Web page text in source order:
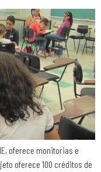
oferece monitorias e
oferece 100 créditos de